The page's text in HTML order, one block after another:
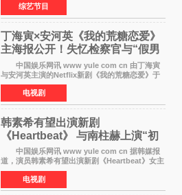
间的交流。这里有实力相当的正面对抗，也有老
朋友、老对手之
综艺节目
丁海寅×安河英《我的荒糖恋爱》
主海报公开！失忆检察官与“假男
友”同居罗曼史来
中国娱乐网讯 www yule com cn 由丁海寅
与安河英主演的Netflix新剧《我的荒糖恋爱》于
近日公开主海报，正式进入开播倒计时。 海
报中，两人并肩站在充满怀旧气息的九津麦芽村
街道上，丁
电视剧
韩素希有望出演新剧
《Heartbeat》 与南柱赫上演“初
恋归来”奇幻罗曼史
中国娱乐网讯 www yule com cn 据韩媒报
道，演员韩素希有望出演新剧《Heartbeat》女主
角，与南柱赫合作，引发高度关注。 韩素希
在剧中饰演能够看到过去的女人洪莎朗一角，因
初恋的意外
电视剧